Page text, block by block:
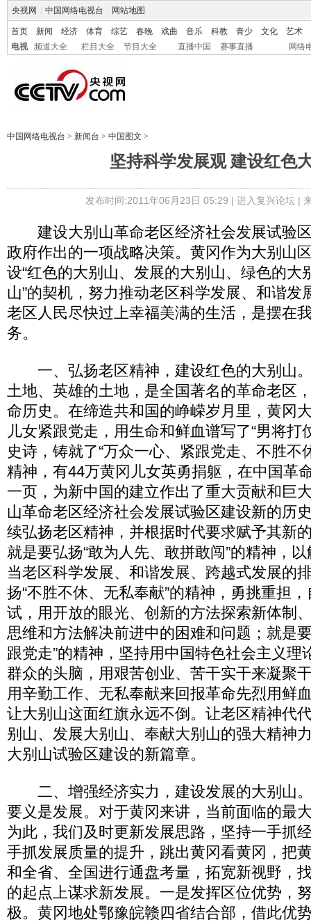
央视网 中国网络电视台 网站地图
首页 新闻 经济 体育 综艺 春晚 戏曲 音乐 科教 青少 文化
艺术
电视
频道大全 栏目大全 节目大全 直播中国 赛事直播 网络
中国网络电视台 > 新闻台 > 中国图文 >
坚持科学发展观 建设红色
发布时间:2011年06月23日 05:29 | 进入复兴论坛|
建设大别山革命老区经济社会发展试验
政府作出的一项战略决策。黄冈作为大别山
设“红色的大别山、发展的大别山、绿色的大
山”的契机，努力推动老区科学发展、和谐发
老区人民尽快过上幸福美满的生活，是摆在
务。
一、弘扬老区精神，建设红色的大别山
土地、英雄的土地，是全国著名的革命老区
命历史。在缔造共和国的峥嵘岁月里，黄冈
儿女紧跟党走，用生命和鲜血谱写了“男将打
史诗，铸就了“万众一心、紧跟党走、不胜不
精神，有44万黄冈儿女英勇捐躯，在中国革
一页，为新中国的建立作出了重大贡献和巨
山革命老区经济社会发展试验区建设新的历
续弘扬老区精神，并根据时代要求赋予其新
就是要弘扬“敢为人先、敢拼敢闯”的精神，
当老区科学发展、和谐发展、跨越式发展的
扬“不胜不休、无私奉献”的精神，勇挑重担
试，用开放的眼光、创新的方法探索新体制
思维和方法解决前进中的困难和问题；就是
跟党走”的精神，坚持用中国特色社会主义理
群众的头脑，用艰苦创业、苦干实干来凝聚
用辛勤工作、无私奉献来回报革命先烈用鲜
让大别山这面红旗永远不倒。让老区精神代
别山、发展大别山、奉献大别山的强大精神
大别山试验区建设的新篇章。
二、增强经济实力，建设发展的大别山
要义是发展。对于黄冈来讲，当前面临的最
为此，我们及时更新发展思路，坚持一手抓
手抓发展质量的提升，跳出黄冈看黄冈，把
和全省、全国进行通盘考量，拓宽新视野，
的起点上谋求新发展。一是发挥区位优势，
极。黄冈地处鄂豫皖赣四省结合部，借此优